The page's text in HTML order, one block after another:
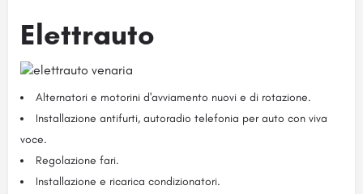
Elettrauto
Alternatori e motorini d'avviamento nuovi e di rotazione.
Installazione antifurti, autoradio telefonia per auto con viva
voce.
Regolazione fari.
Installazione e ricarica condizionatori.